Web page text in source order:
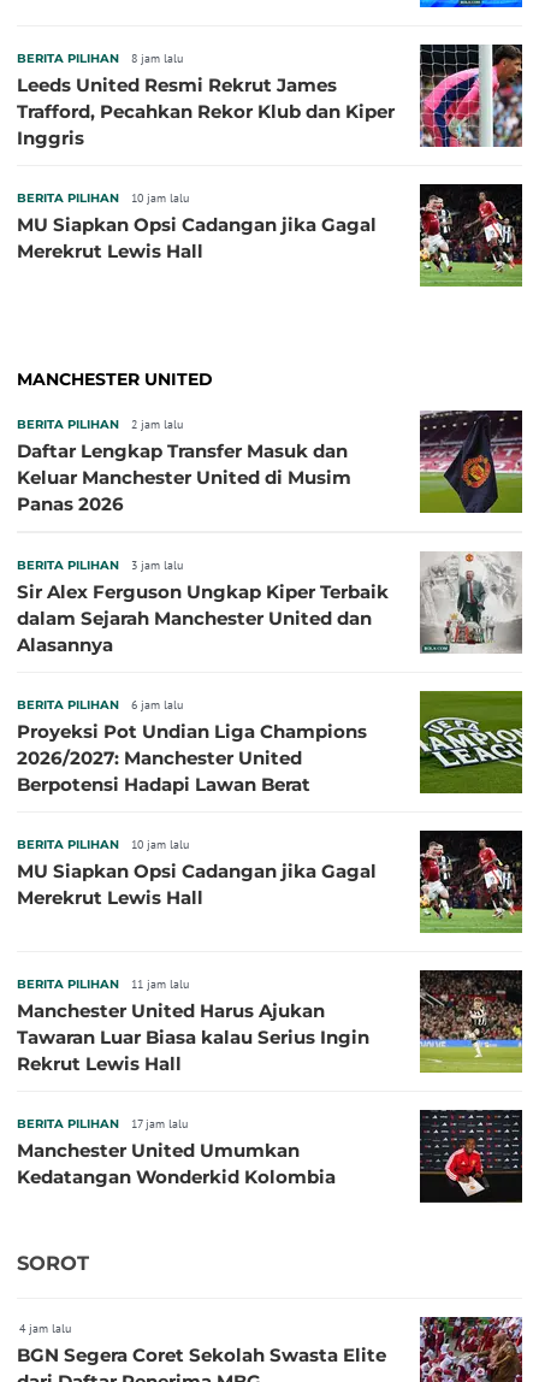
BERITA PILIHAN 8 jam lalu
Leeds United Resmi Rekrut James
Trafford, Pecahkan Rekor Klub dan Kiper
Inggris
BERITA PILIHAN 10 jam lalu
MU Siapkan Opsi Cadangan jika Gagal
Merekrut Lewis Hall
MANCHESTER UNITED
BERITA PILIHAN 2 jam lalu
Daftar Lengkap Transfer Masuk dan
Keluar Manchester United di Musim
Panas 2026
BERITA PILIHAN 3 jam lalu
Sir Alex Ferguson Ungkap Kiper Terbaik
dalam Sejarah Manchester United dan
Alasannya
BERITA PILIHAN 6 jam lalu
Proyeksi Pot Undian Liga Champions
2026/2027: Manchester United
Berpotensi Hadapi Lawan Berat
BERITA PILIHAN 10 jam lalu
MU Siapkan Opsi Cadangan jika Gagal
Merekrut Lewis Hall
BERITA PILIHAN 11 jam lalu
Manchester United Harus Ajukan
Tawaran Luar Biasa kalau Serius Ingin
Rekrut Lewis Hall
BERITA PILIHAN 17 jam lalu
Manchester United Umumkan
Kedatangan Wonderkid Kolombia
SOROT
4 jam lalu
BGN Segera Coret Sekolah Swasta Elite